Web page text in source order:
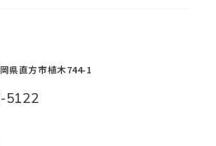
県直方市植木744-1
5122